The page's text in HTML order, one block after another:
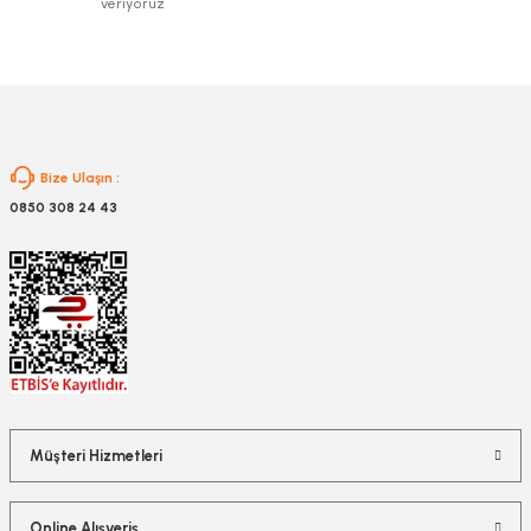
veriyoruz
Bize Ulaşın :
0850 308 24 43
Müşteri Hizmetleri